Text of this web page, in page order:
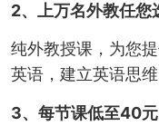
2、上万名外教任您
纯外教授课，为您
英语，建立英语思维
3、每节课低至40元